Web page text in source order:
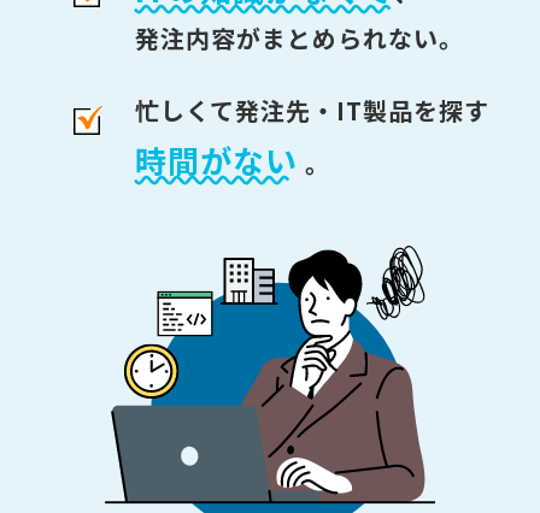
発注内容がまとめられない。
忙しくて発注先・IT製品を探す
時間がない 。